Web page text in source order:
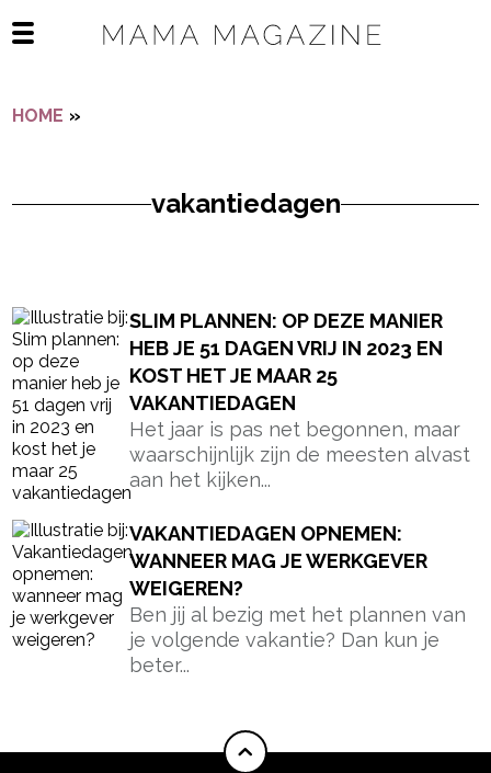
Open het mobiele menu
HOME »
vakantiedagen
SLIM PLANNEN: OP DEZE MANIER
HEB JE 51 DAGEN VRIJ IN 2023 EN
KOST HET JE MAAR 25
VAKANTIEDAGEN
Het jaar is pas net begonnen, maar
waarschijnlijk zijn de meesten alvast
aan het kijken...
VAKANTIEDAGEN OPNEMEN:
WANNEER MAG JE WERKGEVER
WEIGEREN?
Ben jij al bezig met het plannen van
je volgende vakantie? Dan kun je
beter...